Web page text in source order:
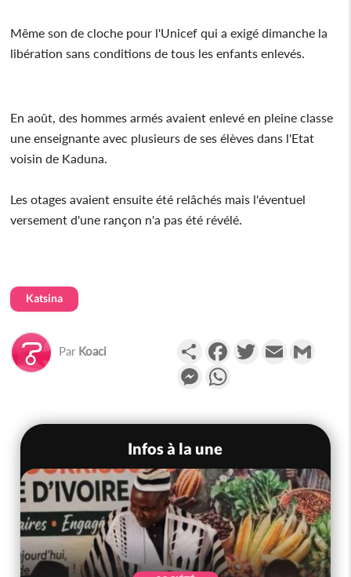
Même son de cloche pour l'Unicef qui a exigé dimanche la
libération sans conditions de tous les enfants enlevés.
En août, des hommes armés avaient enlevé en pleine classe
une enseignante avec plusieurs de ses élèves dans l'Etat
voisin de Kaduna.
Les otages avaient ensuite été relâchés mais l'éventuel
versement d'une rançon n'a pas été révélé.
Katsina
Par Koaci PartagerFacebookTwitterEmail
Messenger
Infos à la une